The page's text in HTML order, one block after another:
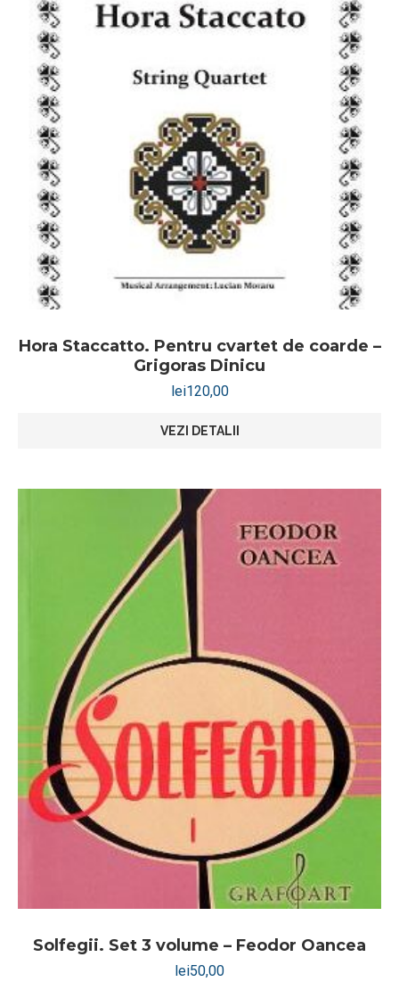
Hora Staccatto. Pentru cvartet de coarde –
Grigoras Dinicu
lei120,00
VEZI DETALII
Solfegii. Set 3 volume – Feodor Oancea
lei50,00